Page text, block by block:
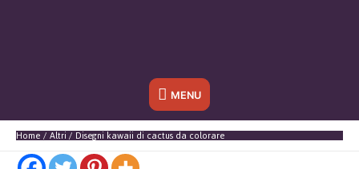
Sotto
l'header
MENU
Home Altri Disegni kawaii di cactus da colorare